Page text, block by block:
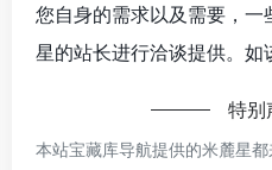
您自身的需求以及需要，
星的站长进行洽谈提供。如
特别
本站宝藏库导航提供的米麓星